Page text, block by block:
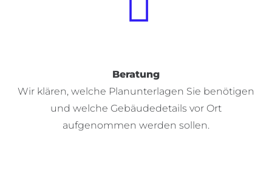
Beratung
Wir klären, welche Planunterlagen Sie benötigen
und welche Gebäudedetails vor Ort
aufgenommen werden sollen.